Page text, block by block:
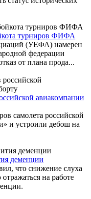
турниров ФИФА
(УЕФА) намерен
федерации
от плана прода...
авиакомпании
самолета российской
и устроили дебош на
деменции
что снижение слуха
на работе